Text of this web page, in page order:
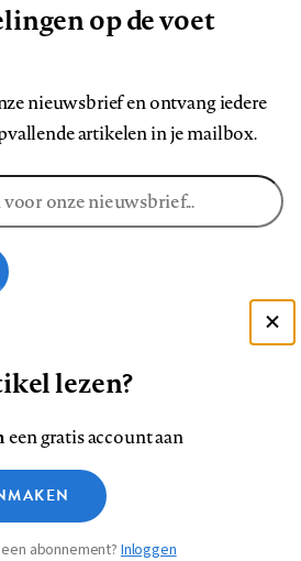
op de voet
nieuwsbrief en ontvang iedere
artikelen in je mailbox.
ons
Instagram
ons
op
YouTube
ons
Privacy
Medische vragen verdienen
betrouwbare antwoorden
lezen?
een gratis account aan
abonnement?Inloggen